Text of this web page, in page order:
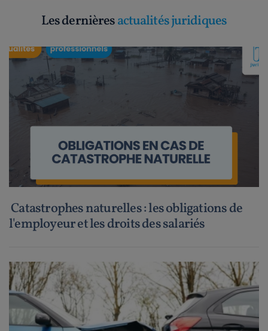
Les dernièresactualités juridiques
Catastrophes naturelles : les obligations de
l'employeur et les droits des salariés